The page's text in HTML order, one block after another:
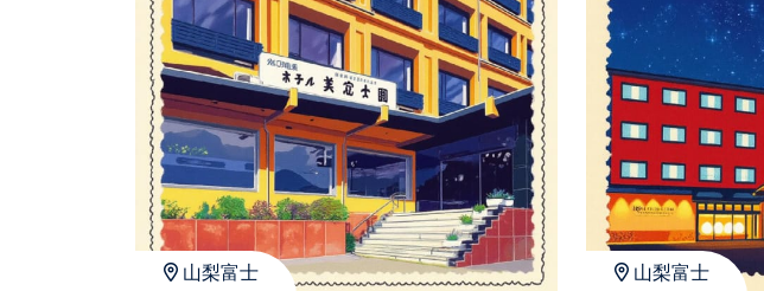
山梨富士 山梨富士